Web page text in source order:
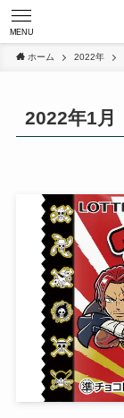
MENU
ホーム 2022年
2022年1月